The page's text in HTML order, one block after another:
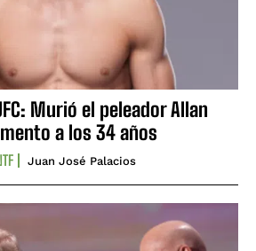
Murió el peleador Allan
a los 34 años
Juan José Palacios